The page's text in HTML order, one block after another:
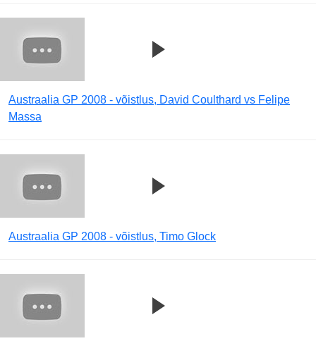
Austraalia GP 2008 - võistlus, David Coulthard vs Felipe
Massa
Austraalia GP 2008 - võistlus, Timo Glock